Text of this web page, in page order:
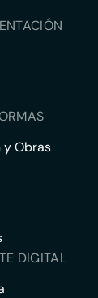
y Obras
DIGITAL